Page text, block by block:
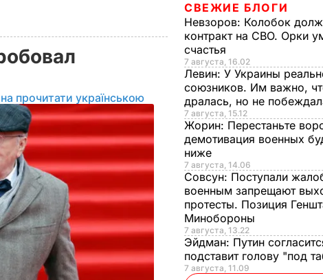
прочитати українською
СВЕЖИЕ БЛОГИ
Невзоров: Колобок
контракт на СВО. Орки
счастья
7 августа, 16.02
Левин: У Украины
союзников. Им важно,
дралась, но не
7 августа, 15.12
Жорин: Перестаньте
демотивация военных
ниже
7 августа, 14.06
Совсун: Поступали
военным запрещают
протесты. Позиция
Минобороны
7 августа, 13.22
Эйдман: Путин
подставит голову "под
7 августа, 11.09